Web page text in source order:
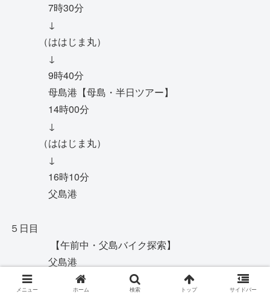
7時30分
↓
（ははじま丸）
↓
9時40分
母島港【母島・半日ツアー】
14時00分
↓
（ははじま丸）
↓
16時10分
父島港
５日目
【午前中・父島バイク探索】
父島港
午後
メニュー ホーム 検索 トップ サイドバー